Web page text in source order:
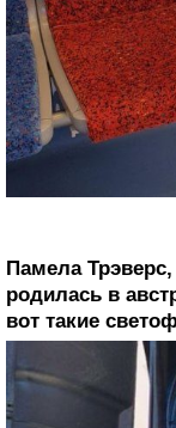
Памела
родилась в
вот такие